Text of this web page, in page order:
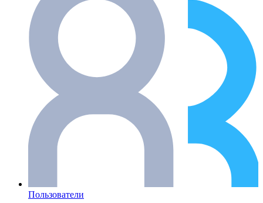
Пользователи